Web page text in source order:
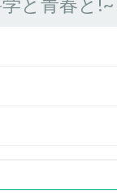
と青春と!~